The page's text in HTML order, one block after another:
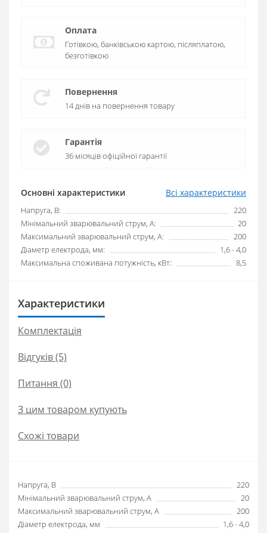
Основні характеристики Всі характеристики
Напруга, В:
220
Мінімальний зварювальний струм, А:
20
Максимальний зварювальний струм, А:
200
Діаметр електрода, мм:
1,6 - 4,0
Максимальна споживана потужність, кВт:
8,5
Оплата
Готівкою, банківською картою, післяплатою,
безготівкою
Повернення
14 днів на повернення товару
Гарантія
36 місяців офіційної гарантії
Характеристики
Комплектація
Відгуків (5)
Питання (0)
З цим товаром купують
Схожі товари
Напруга, В
220
Мінімальний зварювальний струм, А
20
Максимальний зварювальний струм, А
200
Діаметр електрода, мм
1,6 - 4,0